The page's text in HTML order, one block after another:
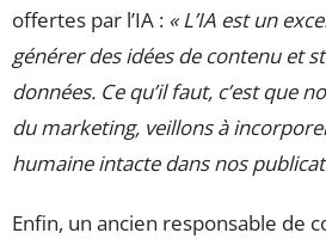
offertes par l’IA : « L’IA est un
générer des idées de contenu et
données. Ce qu’il faut, c’est que
du marketing, veillons à
humaine intacte dans nos
Enfin, un ancien responsable de